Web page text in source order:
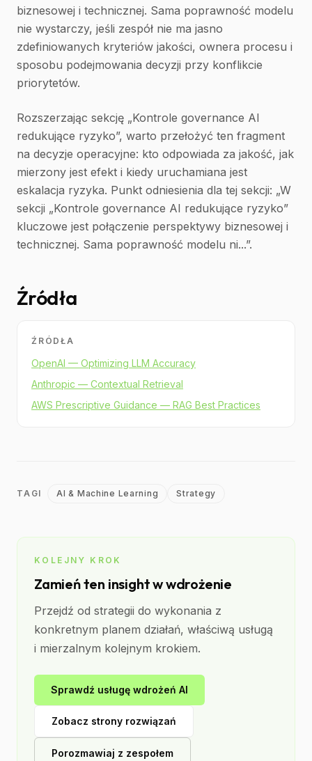
biznesowej i technicznej. Sama poprawność modelu
nie wystarczy, jeśli zespół nie ma jasno
zdefiniowanych kryteriów jakości, ownera procesu i
sposobu podejmowania decyzji przy konflikcie
priorytetów.
Rozszerzając sekcję „Kontrole governance AI
redukujące ryzyko”, warto przełożyć ten fragment
na decyzje operacyjne: kto odpowiada za jakość, jak
mierzony jest efekt i kiedy uruchamiana jest
eskalacja ryzyka. Punkt odniesienia dla tej sekcji: „W
sekcji „Kontrole governance AI redukujące ryzyko”
kluczowe jest połączenie perspektywy biznesowej i
technicznej. Sama poprawność modelu ni...”.
Źródła
ŹRÓDŁA
OpenAI — Optimizing LLM Accuracy
Anthropic — Contextual Retrieval
AWS Prescriptive Guidance — RAG Best Practices
TAGI AI & Machine Learning Strategy
KOLEJNY KROK
Zamień ten insight w wdrożenie
Przejdź od strategii do wykonania z
konkretnym planem działań, właściwą usługą
i mierzalnym kolejnym krokiem.
Sprawdź usługę wdrożeń AI
Zobacz strony rozwiązań
Porozmawiaj z zespołem